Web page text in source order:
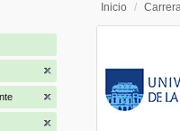
Inicio /